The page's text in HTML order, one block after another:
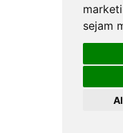
sejam